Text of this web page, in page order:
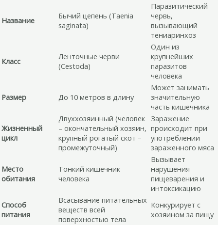
Название
Бычий цепень (Taenia
saginata)
Паразитический
червь,
вызывающий
тениаринхоз
Класс
Ленточные черви
(Cestoda)
Один из
крупнейших
паразитов
человека
Размер До 10 метров в длину
Может занимать
значительную
часть кишечника
Жизненный
цикл
Двуххозяинный (человек
– окончательный хозяин,
крупный рогатый скот –
промежуточный)
Заражение
происходит при
употреблении
зараженного мяса
Место
обитания
Тонкий кишечник
человека
Вызывает
нарушения
пищеварения и
интоксикацию
Способ
питания
Всасывание питательных
веществ всей
поверхностью тела
Конкурирует с
хозяином за пищу